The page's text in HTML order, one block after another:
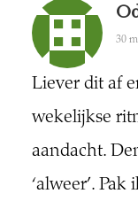
30
Liever dit af
wekelijkse
aandacht.
‘alweer’.